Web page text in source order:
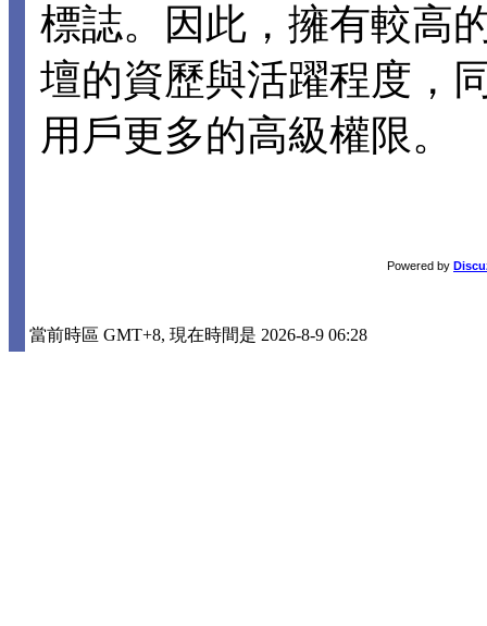
標誌。因此，擁有較高
壇的資歷與活躍程度，
用戶更多的高級權限。
Powered by
當前時區 GMT+8, 現在時間是 2026-8-9 06:28